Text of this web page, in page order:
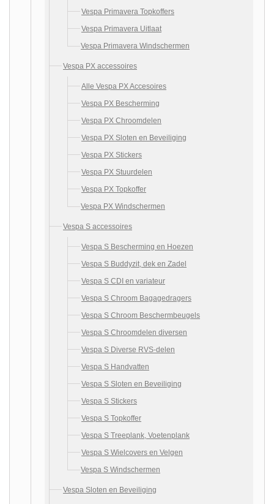
Vespa Primavera Topkoffers
Vespa Primavera Uitlaat
Vespa Primavera Windschermen
Vespa PX accessoires
Alle Vespa PX Accesoires
Vespa PX Bescherming
Vespa PX Chroomdelen
Vespa PX Sloten en Beveiliging
Vespa PX Stickers
Vespa PX Stuurdelen
Vespa PX Topkoffer
Vespa PX Windschermen
Vespa S accessoires
Vespa S Bescherming en Hoezen
Vespa S Buddyzit, dek en Zadel
Vespa S CDI en variateur
Vespa S Chroom Bagagedragers
Vespa S Chroom Beschermbeugels
Vespa S Chroomdelen diversen
Vespa S Diverse RVS-delen
Vespa S Handvatten
Vespa S Sloten en Beveiliging
Vespa S Stickers
Vespa S Topkoffer
Vespa S Treeplank, Voetenplank
Vespa S Wielcovers en Velgen
Vespa S Windschermen
Vespa Sloten en Beveiliging